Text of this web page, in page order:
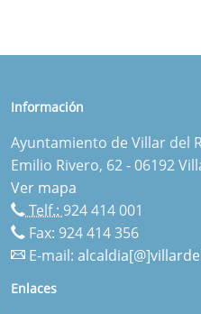
Información
Ayuntamiento de Villar del
Emilio Rivero, 62 - 06192
Ver mapa
Telf.: 924 414 001
Fax: 924 414 356
E-mail:
Enlaces